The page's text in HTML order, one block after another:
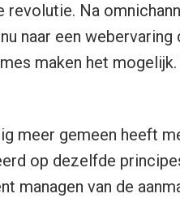
revolutie. Na
naar een webervaring
maken het
meer gemeen heeft
op dezelfde
managen van de